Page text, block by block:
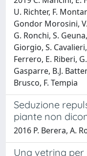
U. Richter, F.
Gondor Morosini,
G. Ronchi, S.
Giorgio, S.
Ferrero, E. Riberi,
Gasparre, B.J.
Brusco, F. Tempia
Seduzione
piante non
2016 P. Berera, A.
Una vetrina